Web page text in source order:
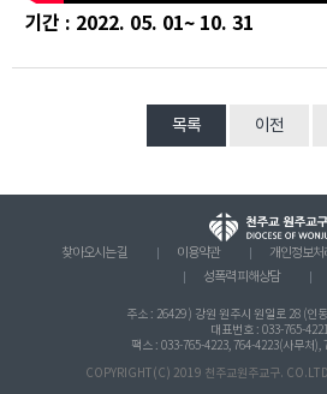
기간 : 2022. 05. 01~ 10. 31
목록 이전
찾아오시는 길 이용약관 개인정보처
성폭력 피해상담
주소 : 26429 ) 강원 원주시 원일로 28 (인
대표번호 : 033-765-4221
팩스 : 033-765-4223, 764-4223(사무처),
COPYRIGHT(C) 2019 천주교원주교구.